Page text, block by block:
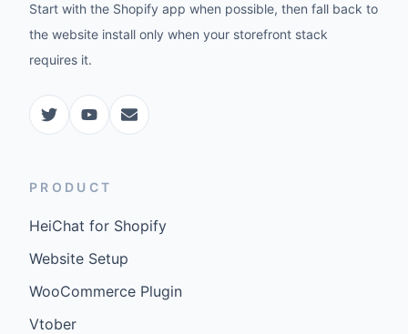
Start with the Shopify app when possible, then fall back to
the website install only when your storefront stack
requires it.
PRODUCT
HeiChat for Shopify
Website Setup
WooCommerce Plugin
Vtober